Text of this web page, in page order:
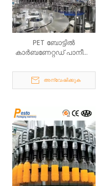
PET ബോട്ടിൽ
കാർബണേറ്റഡ് പാനീയം
അന്വേഷിക്കുക